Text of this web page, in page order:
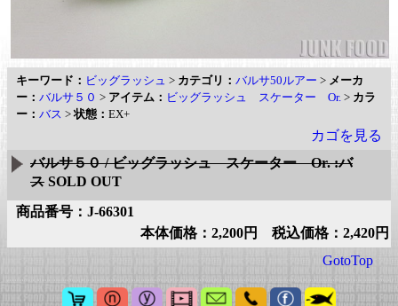
キーワード： ビッグラッシュ > カテゴリ： バルサ50ルアー > メーカ
ー： バルサ５０ > アイテム： ビッグラッシュ スケーター Or. > カラ
ー： バス >状態： EX+
カゴを見る
バルサ５０ / ビッグラッシュ スケーター Or. :バ
ス SOLD OUT
商品番号：J-66301
本体価格：2,200円 税込価格：2,420円
GotoTop